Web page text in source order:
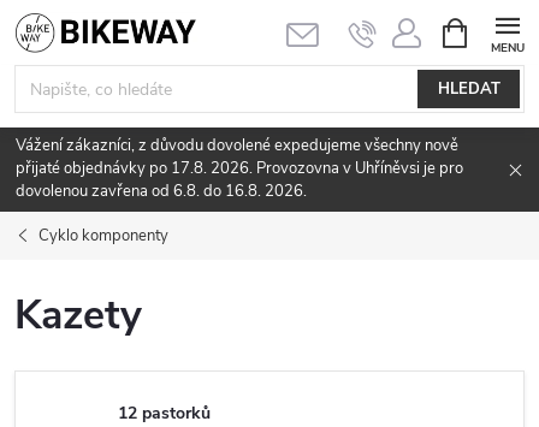
Přejít
na
obsah
HLEDAT
NÁKUPNÍ
KOŠÍK
Vážení zákazníci, z důvodu dovolené expedujeme všechny nově
přijaté objednávky po 17.8. 2026. Provozovna v Uhříněvsi je pro
dovolenou zavřena od 6.8. do 16.8. 2026.
Cyklo komponenty
Kazety
12 pastorků